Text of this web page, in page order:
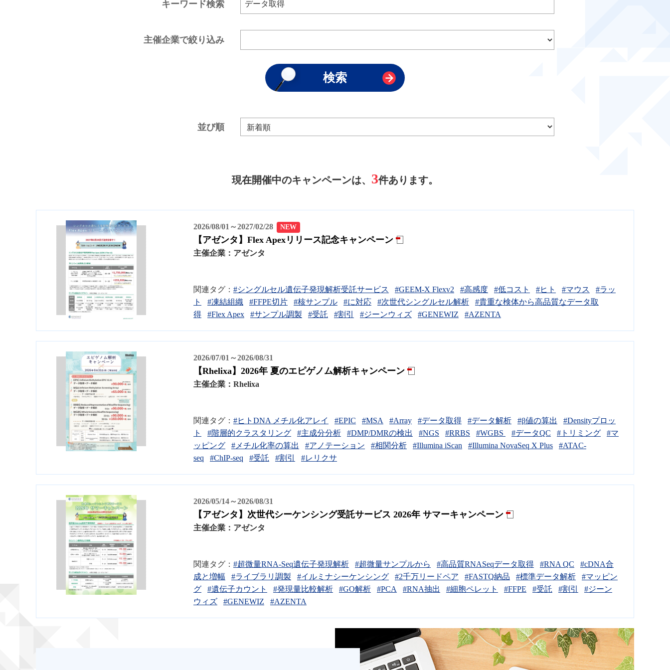
キーワード検索
主催企業で絞り込み
並び順
現在開催中のキャンペーンは、 3件あります。
2026/08/01～2027/02/28 NEW
【アゼンタ】Flex Apexリリース記念キャンペーン
主催企業： アゼンタ
関連タグ： #シングルセル遺伝子発現解析受託サービス #GEEM-X Flexv2 #高感度 #低コスト #ヒト #マウス
#ラッ
ト
#凍結組織 #FFPE切片 #核サンプル #に対応 #次世代シングルセル解析
#貴重な検体から高品質なデータ取
得
#Flex Apex #サンプル調製 #受託 #割引 #ジーンウィズ #GENEWIZ #AZENTA
2026/07/01～2026/08/31
【Rhelixa】2026年 夏のエピゲノム解析キャンペーン
主催企業： Rhelixa
関連タグ： #ヒトDNA メチル化アレイ #EPIC #MSA #Array #データ取得 #データ解析 #β値の算出
#Densityプロッ
ト
#階層的クラスタリング #主成分分析 #DMP/DMRの検出 #NGS #RRBS #WGBS #データQC #トリミング
#マ
ッピング
#メチル化率の算出 #アノテーション #相関分析 #Illumina iScan #Illumina NovaSeq X Plus
#ATAC-
seq
#ChIP-seq #受託 #割引 #レリクサ
2026/05/14～2026/08/31
【アゼンタ】次世代シーケンシング受託サービス 2026年 サマーキャンペーン
主催企業： アゼンタ
関連タグ： #超微量RNA-Seq遺伝子発現解析 #超微量サンプルから #高品質RNASeqデータ取得 #RNA QC
#cDNA合
成と増幅
#ライブラリ調製 #イルミナシーケンシング #2千万リードペア #FASTQ納品 #標準データ解析
#マッピン
グ
#遺伝子カウント #発現量比較解析 #GO解析 #PCA #RNA抽出 #細胞ペレット #FFPE #受託 #割引
#ジーン
ウィズ
#GENEWIZ #AZENTA